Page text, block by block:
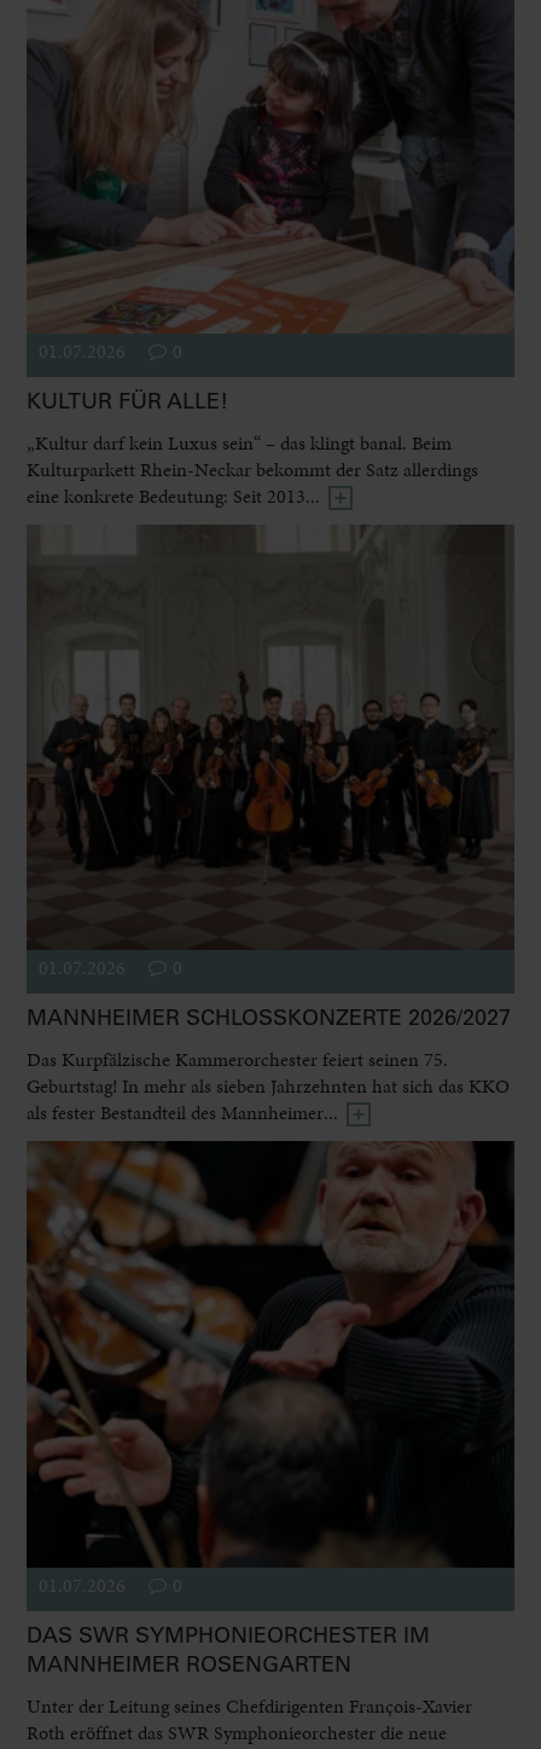
01.07.2026 0
KULTUR FÜR ALLE!
„Kultur darf kein Luxus sein“ – das klingt banal. Beim
Kulturparkett Rhein-Neckar bekommt der Satz allerdings
eine konkrete Bedeutung: Seit 2013...
01.07.2026 0
MANNHEIMER SCHLOSSKONZERTE 2026/2027
Das Kurpfälzische Kammerorchester feiert seinen 75.
Geburtstag! In mehr als sieben Jahrzehnten hat sich das KKO
als fester Bestandteil des Mannheimer...
01.07.2026 0
DAS SWR SYMPHONIEORCHESTER IM
MANNHEIMER ROSENGARTEN
Unter der Leitung seines Chefdirigenten François-Xavier
Roth eröffnet das SWR Symphonieorchester die neue